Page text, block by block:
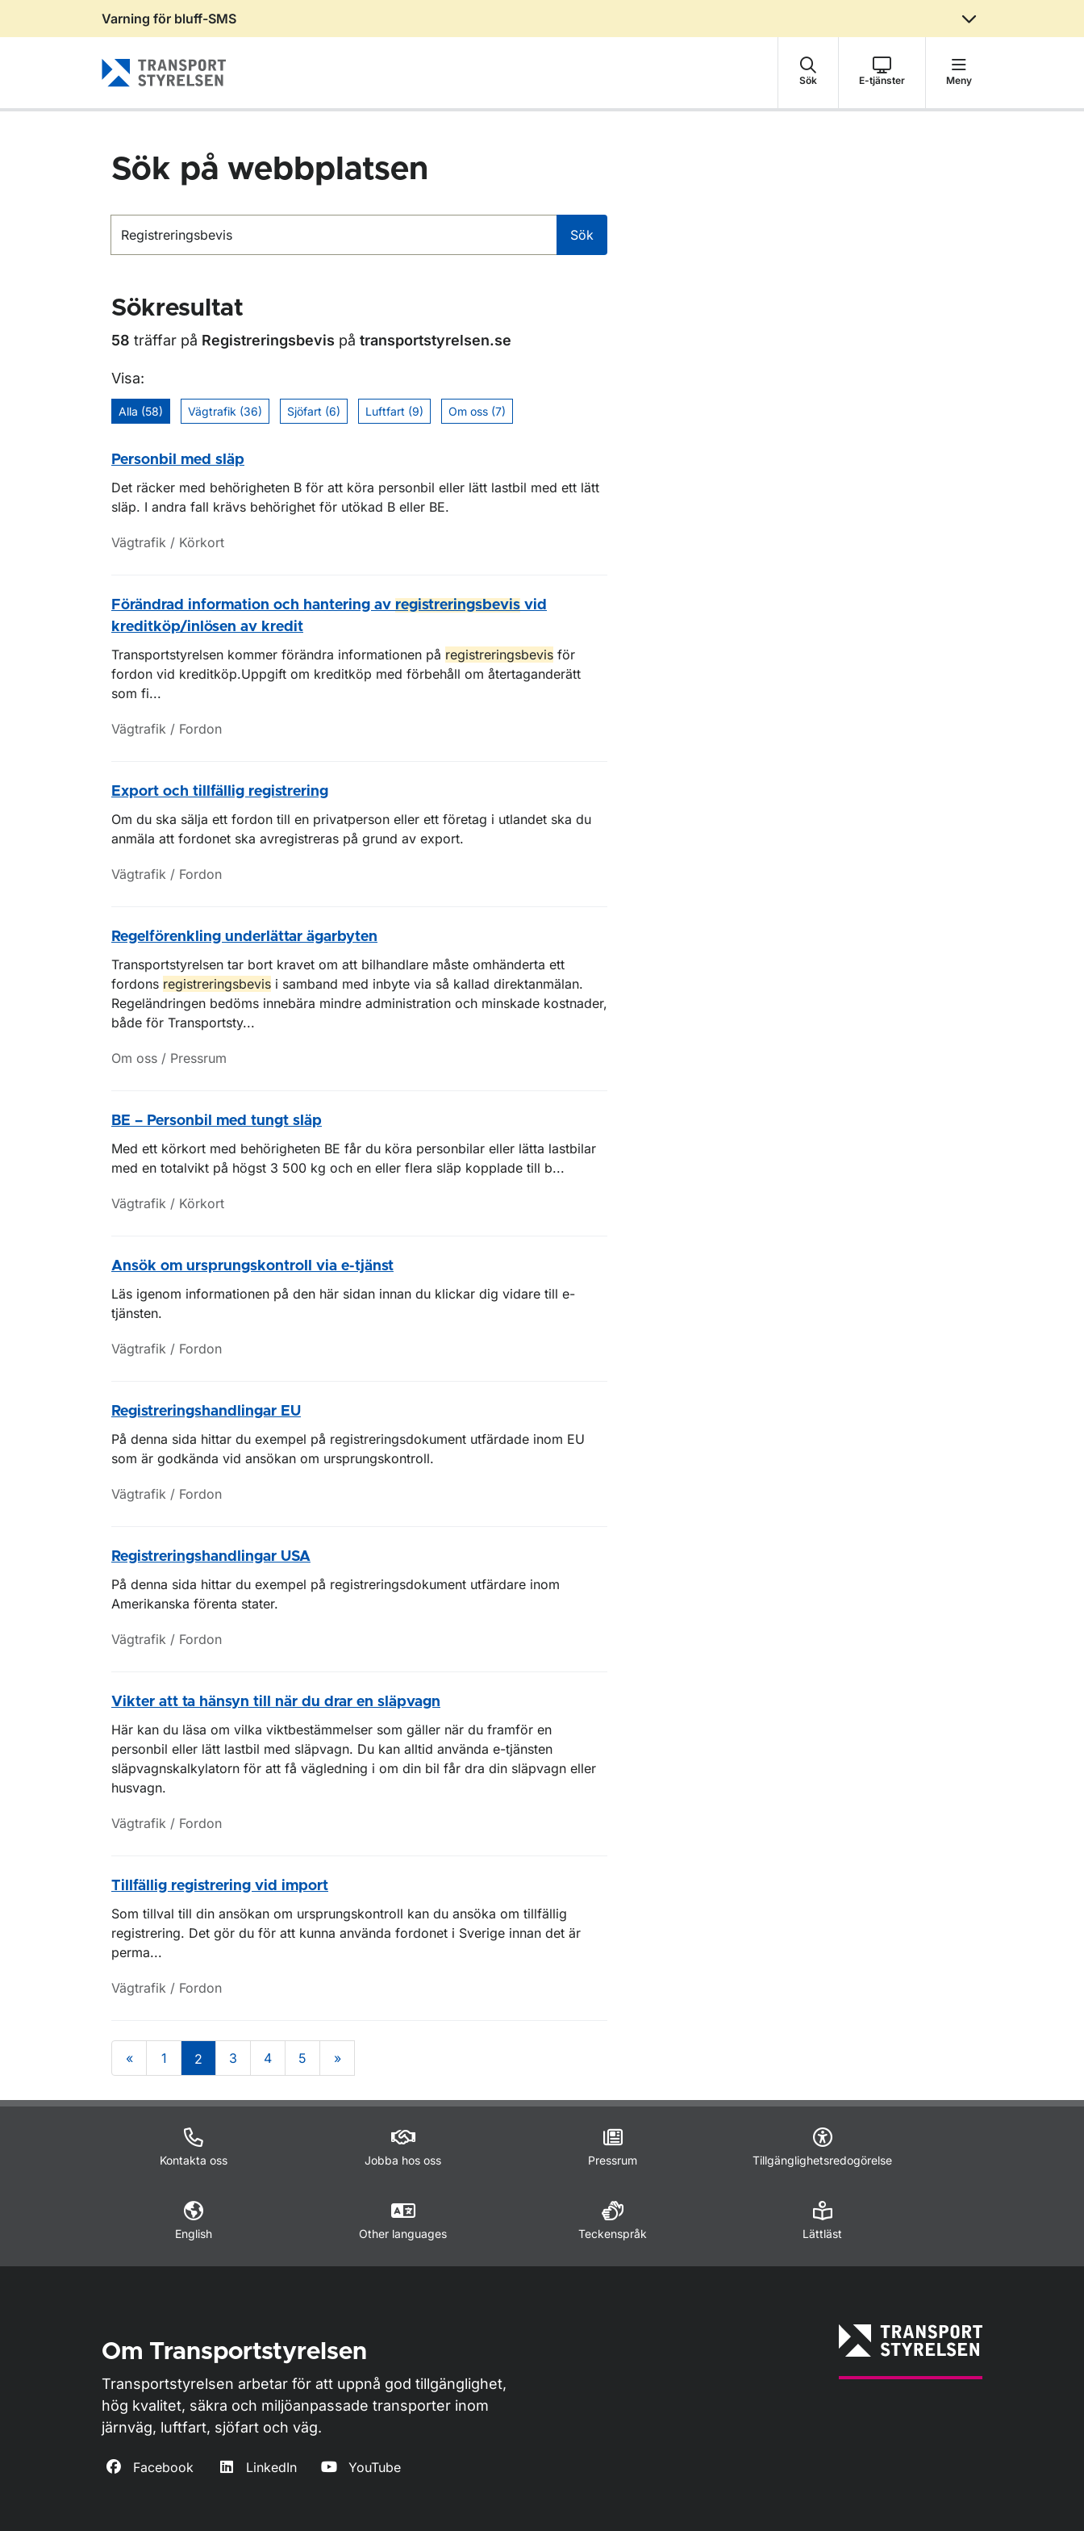
Gå till sidans innehåll
Varning för bluff-SMS
Sök E-tjänster Meny
Sök på webbplatsen
Sök
Sökresultat
58 träffar på Registreringsbevis på transportstyrelsen.se
Visa:
Alla (58) Vägtrafik (36) Sjöfart (6) Luftfart (9) Om oss (7)
Personbil med släp
Det räcker med behörigheten B för att köra personbil eller lätt lastbil med ett lätt
släp. I andra fall krävs behörighet för utökad B eller BE.
Vägtrafik / Körkort
Förändrad information och hantering av registreringsbevis vid
kreditköp/inlösen av kredit
Transportstyrelsen kommer förändra informationen på registreringsbevis för
fordon vid kreditköp.Uppgift om kreditköp med förbehåll om återtaganderätt
som fi...
Vägtrafik / Fordon
Export och tillfällig registrering
Om du ska sälja ett fordon till en privatperson eller ett företag i utlandet ska du
anmäla att fordonet ska avregistreras på grund av export.
Vägtrafik / Fordon
Regelförenkling underlättar ägarbyten
Transportstyrelsen tar bort kravet om att bilhandlare måste omhänderta ett
fordons registreringsbevis i samband med inbyte via så kallad direktanmälan.
Regeländringen bedöms innebära mindre administration och minskade kostnader,
både för Transportsty...
Om oss / Pressrum
BE – Personbil med tungt släp
Med ett körkort med behörigheten BE får du köra personbilar eller lätta lastbilar
med en totalvikt på högst 3 500 kg och en eller flera släp kopplade till b...
Vägtrafik / Körkort
Ansök om ursprungskontroll via e-tjänst
Läs igenom informationen på den här sidan innan du klickar dig vidare till e-
tjänsten.
Vägtrafik / Fordon
Registreringshandlingar EU
På denna sida hittar du exempel på registreringsdokument utfärdade inom EU
som är godkända vid ansökan om ursprungskontroll.
Vägtrafik / Fordon
Registreringshandlingar USA
På denna sida hittar du exempel på registreringsdokument utfärdare inom
Amerikanska förenta stater.
Vägtrafik / Fordon
Vikter att ta hänsyn till när du drar en släpvagn
Här kan du läsa om vilka viktbestämmelser som gäller när du framför en
personbil eller lätt lastbil med släpvagn. Du kan alltid använda e-tjänsten
släpvagnskalkylatorn för att få vägledning i om din bil får dra din släpvagn eller
husvagn.
Vägtrafik / Fordon
Tillfällig registrering vid import
Som tillval till din ansökan om ursprungskontroll kan du ansöka om tillfällig
registrering. Det gör du för att kunna använda fordonet i Sverige innan det är
perma...
Vägtrafik / Fordon
« 1 2 3 4 5 »
Om sidan
Kontakta oss Jobba hos oss Pressrum Tillgänglighetsredogörelse
English Other languages Teckenspråk Lättläst
Om Transportstyrelsen
Transportstyrelsen arbetar för att uppnå god tillgänglighet,
hög kvalitet, säkra och miljöanpassade transporter inom
järnväg, luftfart, sjöfart och väg.
Facebook LinkedIn YouTube